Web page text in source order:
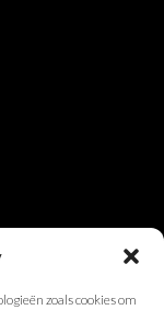
zoals cookies om